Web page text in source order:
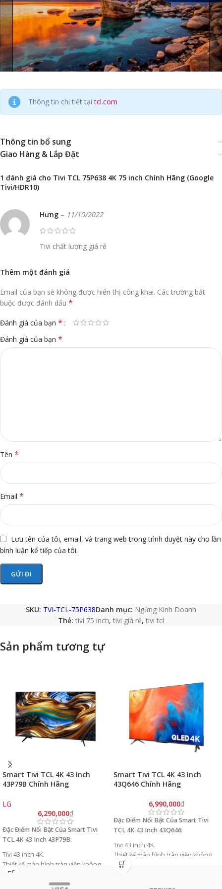
Thông tin chi tiết tạitcl.com
Thông tin bổ sung
Giao Hàng & Lắp Đặt
1 đánh giá cho Tivi TCL 75P638 4K 75 inch Chính Hãng (Google
Tivi/HDR10)
Hưng – 11/10/2022
Tivi chất lượng giá rẻ
Thêm một đánh giá
Email của bạn sẽ không được hiển thị công khai. Các trường bắt
buộc được đánh dấu *
Đánh giá của bạn *
Đánh giá của bạn *
Tên *
Email *
Lưu tên của tôi, email, và trang web trong trình duyệt này cho lần
bình luận kế tiếp của tôi.
SKU: TVI-TCL-75P638Danh mục: Ngừng Kinh Doanh
Thẻ: tivi 75 inch, tivi giá rẻ, tivi tcl
Sản phẩm tương tự
Smart Tivi TCL 4K 43 Inch
43P79B Chính Hãng
10+/GoogleTV/Model 2024)
LG
6,290,000₫
Đặc Điểm Nổi Bật Của Smart Tivi
TCL 4K 43 Inch 43P79B:
Tivi 43 inch 4K.
Thiết kế màn hình tràn viền không
góc chết
Công nghệ HDR 10+ hình ảnh cực kì
Smart Tivi TCL 4K 43 Inch
43Q646 Chính Hãng
10+/GoogleTV/Model 2023)
6,990,000₫
Đặc Điểm Nổi Bật Của Smart Tivi
TCL 4K 43 Inch 43Q646:
Tivi 43 inch 4K.
Thiết kế màn hình tràn viền không
góc chết
Công nghệ HDR 10+ hình ảnh cực kì